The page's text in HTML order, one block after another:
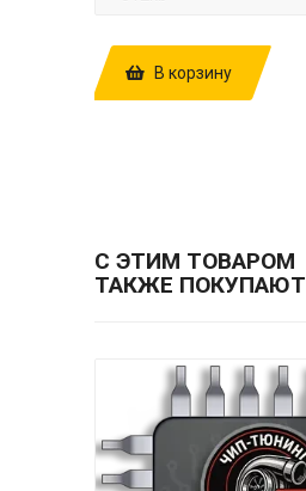
В корзину
С ЭТИМ ТОВАРОМ
ТАКЖЕ ПОКУПАЮТ